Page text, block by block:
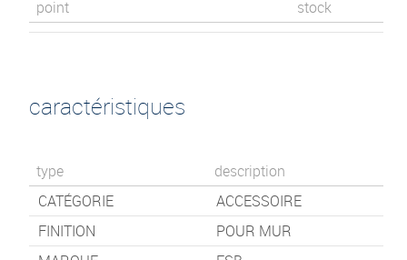
point stock
caractéristiques
type
description
CATÉGORIE
ACCESSOIRE
FINITION
POUR MUR